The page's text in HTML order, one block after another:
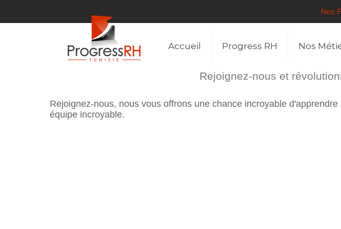
Nos
Accueil Progress RH Nos
Rejoignez-nous et
Rejoignez-nous, nous vous offrons une chance incroyable
équipe incroyable.